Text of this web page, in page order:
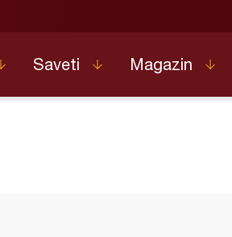
Saveti Magazin